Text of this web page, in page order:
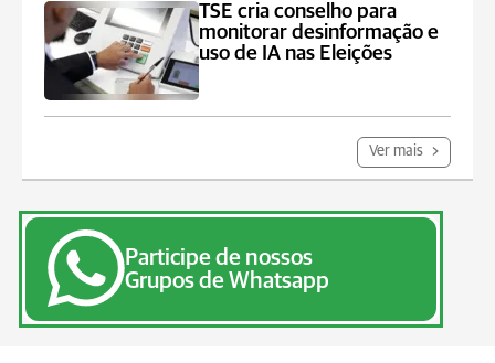
TSE cria conselho para
monitorar desinformação e
uso de IA nas Eleições
Ver mais
Participe de nossos
Grupos de Whatsapp